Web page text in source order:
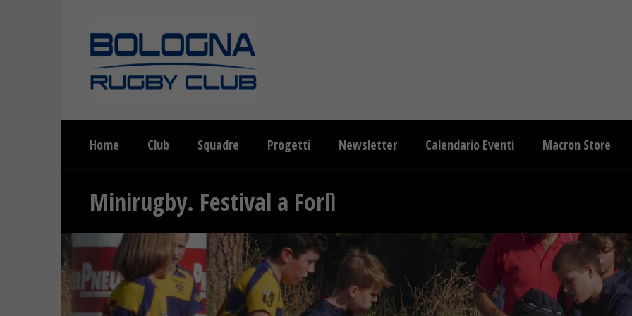
Home Club Squadre Progetti Newsletter Calendario Eventi Macron Store
Minirugby. Festival a Forlì